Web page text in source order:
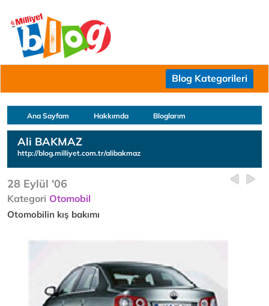
Blog Kategorileri
Ana Sayfam Hakkımda Bloglarım
Ali BAKMAZ
http://blog.milliyet.com.tr/alibakmaz
28 Eylül '06
Kategori Otomobil
Otomobilin kış bakımı